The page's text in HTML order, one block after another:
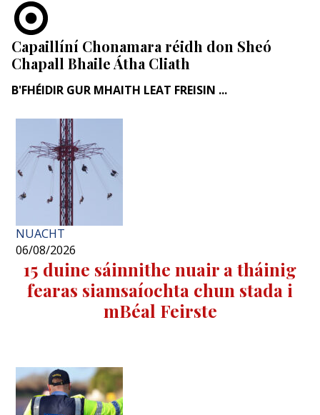
Capaillíní Chonamara réidh don Sheó
Chapall Bhaile Átha Cliath
B'FHÉIDIR GUR MHAITH LEAT FREISIN ...
NUACHT
06/08/2026
15 duine sáinnithe nuair a tháinig
fearas siamsaíochta chun stada i
mBéal Feirste